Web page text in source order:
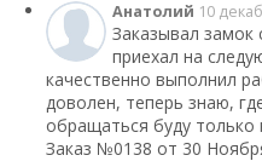
Анатолий 10
Заказывал замок
приехал на
качественно выполнил
доволен, теперь знаю,
обращаться буду только
Заказ №0138 от 30